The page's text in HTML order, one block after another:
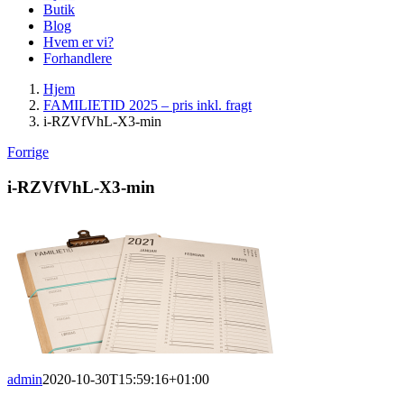
Butik
Blog
Hvem er vi?
Forhandlere
Hjem
FAMILIETID 2025 – pris inkl. fragt
i-RZVfVhL-X3-min
Forrige
i-RZVfVhL-X3-min
admin2020-10-30T15:59:16+01:00